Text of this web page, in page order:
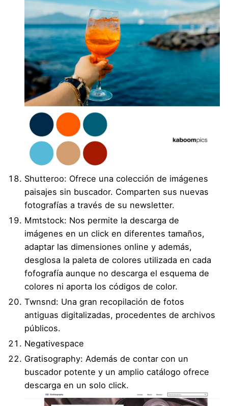
Shutteroo: Ofrece una colección de imágenes
paisajes sin buscador. Comparten sus nuevas
fotografías a través de su newsletter.
Mmtstock: Nos permite la descarga de
imágenes en un click en diferentes tamaños,
adaptar las dimensiones online y además,
desglosa la paleta de colores utilizada en cada
fofografía aunque no descarga el esquema de
colores ni aporta los códigos de color.
Twnsnd: Una gran recopilación de fotos
antiguas digitalizadas, procedentes de archivos
públicos.
Negativespace
Gratisography: Además de contar con un
buscador potente y un amplio catálogo ofrece
descarga en un solo click.